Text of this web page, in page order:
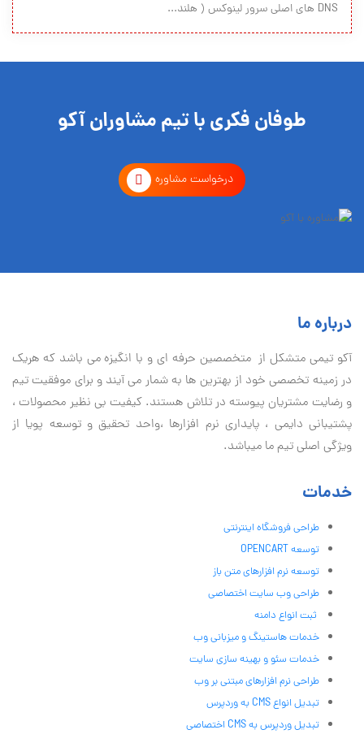
DNS های اصلی سرور لینوکس ( هلند...
طوفان فکری با تیم مشاوران آکو
درخواست مشاوره
درباره ما
آكو تيمی متشکل از متخصصین حرفه ای و با انگیزه می باشد که هریک
در زمینه تخصصی خود از بهترین ها به شمار می آیند و برای موفقیت تيم
و رضایت مشتریان پیوسته در تلاش هستند. کیفیت بی نظير محصولات ،
پشتیبانی دايمی ، پایداری نرم افزارها ،واحد تحقیق و توسعه پویا از
ویژگی اصلی تیم ما میباشد.
خدمات
طراحی فروشگاه اینترنتی
توسعه OPENCART
توسعه نرم افزارهای متن باز
طراحی وب سایت اختصاصی
ثبت انواع دامنه
خدمات هاستینگ و میزبانی وب
خدمات سئو و بهینه سازی سایت
طراحی نرم افزارهای مبتنی بر وب
تبدیل انواع CMS به وردپرس
تبدیل وردپرس به CMS اختصاصی